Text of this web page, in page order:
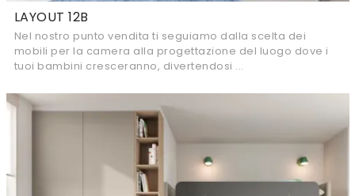
LAYOUT 12B
Nel nostro punto vendita ti seguiamo dalla scelta dei
mobili per la camera alla progettazione del luogo dove i
tuoi bambini cresceranno, divertendosi ...